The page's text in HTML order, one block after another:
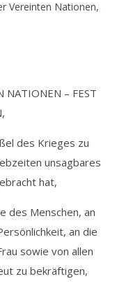
Vereinten Nationen,
NATIONEN – FEST
des Krieges zu
unsagbares
hat,
des Menschen, an
an die
sowie von allen
zu bekräftigen,